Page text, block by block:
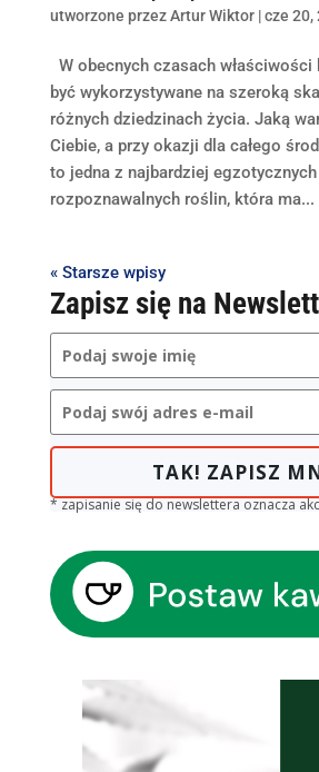
utworzone przezArtur Wiktor|cze 20,
W obecnych czasach właściwości
być wykorzystywane na szeroką
różnych dziedzinach życia. Jaką
Ciebie, a przy okazji dla całego
to jedna z najbardziej
rozpoznawalnych roślin, która ma...
« Starsze wpisy
Zapisz się na
TAK! ZAPISZ
* zapisanie się do newslettera oznacza